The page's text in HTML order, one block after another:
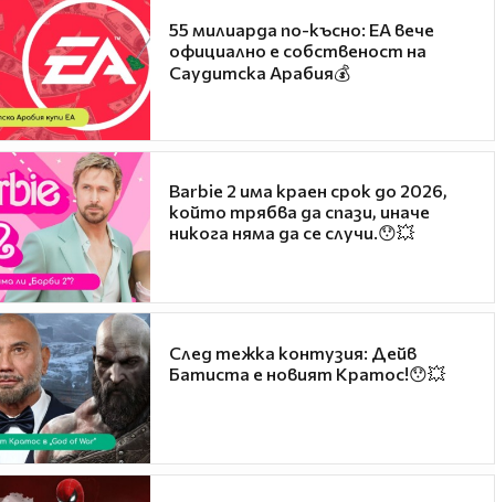
55 милиарда по-късно: EA вече
официално е собственост на
Саудитска Арабия💰
Barbie 2 има краен срок до 2026,
който трябва да спази, иначе
никога няма да се случи.😯💥
След тежка контузия: Дейв
Батиста е новият Кратос!😯💥